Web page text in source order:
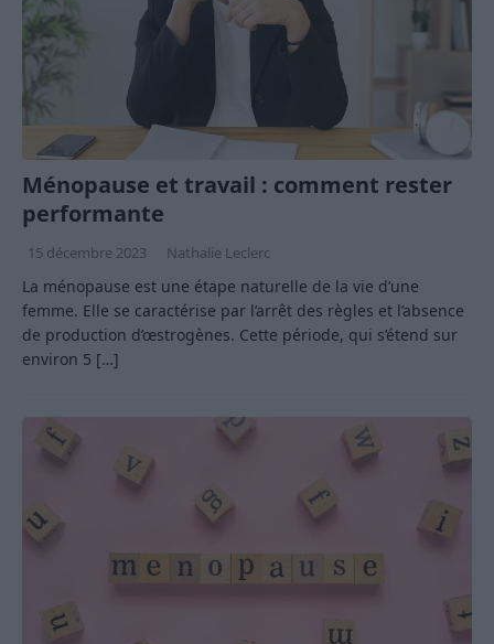
Ménopause et travail : comment rester
performante
15 décembre 2023 Nathalie Leclerc
La ménopause est une étape naturelle de la vie d’une
femme. Elle se caractérise par l’arrêt des règles et l’absence
de production d’œstrogènes. Cette période, qui s’étend sur
environ 5 […]